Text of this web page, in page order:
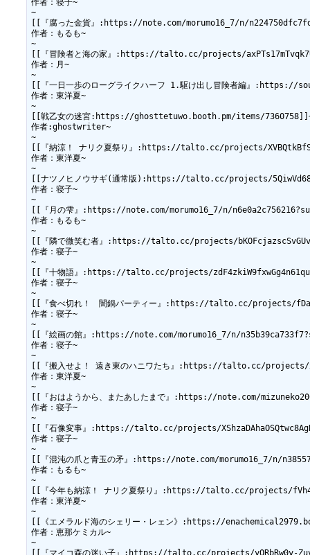
作者：寝子~
~
[[『腐った金貨』:https://note.com/morumo16_7/n/
作者：もるも~
~
[[『冒険者と海の家』:https://talto.cc/projects/
作者：月~
~
[[『一日一歩のローグライクハーフ 1.駆け出し冒険者編』
作者：東洋夏~
~
[[戦乙女の迷宮:https://ghosttetuwo.booth.pm/items/
作者:ghostwriter~
~
[[『納涼！ ナリク夏祭り』:https://talto.cc/projects/
作者：東洋夏~
~
[[ナツノヒノウサギ(通常版):https://talto.cc/projects/
作者：寝子~
~
[[『月の雫』:https://note.com/morumo16_7/n/
作者：もるも~
~
[[『隣で微笑む者』:https://talto.cc/projects/
作者：寝子~
~
[[『十物語』:https://talto.cc/projects/
作者：寝子~
~
[[『食べ切れ！　闇鍋パーティー』:https://talto.cc/projects/
作者：寝子~
~
[[『絵画の館』:https://note.com/morumo16_7/n/
作者：寝子~
~
[[『搬入せよ！ 遠き東のハニワたち』:https://talto.cc/projects/
作者：東洋夏~
~
[[『おはようから、またあしたまで』:https://note.com/
作者：寝子~
~
[[『石像変事』:https://talto.cc/projects/
作者：寝子~
~
[[『混沌の爪と青玉の矛』:https://note.com/morumo16_7/n/
作者：もるも~
~
[[『今年も納涼！ ナリク夏祭り』:https://talto.cc/projects/
作者：東洋夏~
~
[[《エメラルド海のシェリー・レェン》:https://
作者：恵那ケミカル~
~
[[『マイコ森の迷い子』:https://talto.cc/projects/yORbRw0y-